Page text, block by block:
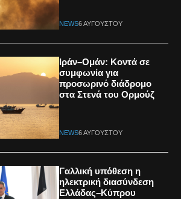
NEWS6 ΑΥΓΟΎΣΤΟΥ
Ιράν–Ομάν: Κοντά σε
συμφωνία για
προσωρινό διάδρομο
στα Στενά του Ορμούζ
NEWS6 ΑΥΓΟΎΣΤΟΥ
Γαλλική υπόθεση η
ηλεκτρική διασύνδεση
Ελλάδας–Κύπρου